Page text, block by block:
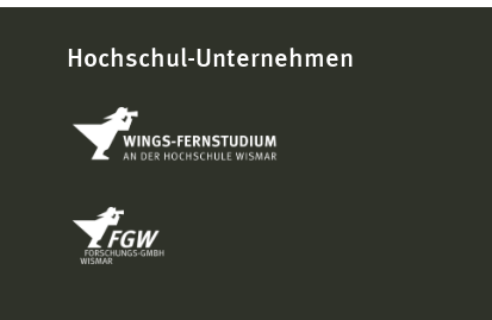
Hochschul-Unternehmen